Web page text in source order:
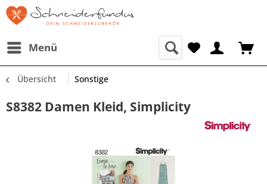
Menü
Übersicht Sonstige
S8382 Damen Kleid, Simplicity